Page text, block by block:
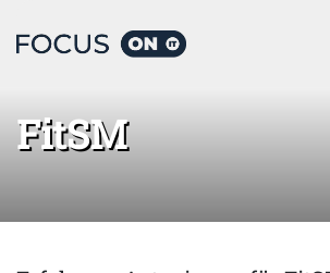
Home FitSM
FitSM